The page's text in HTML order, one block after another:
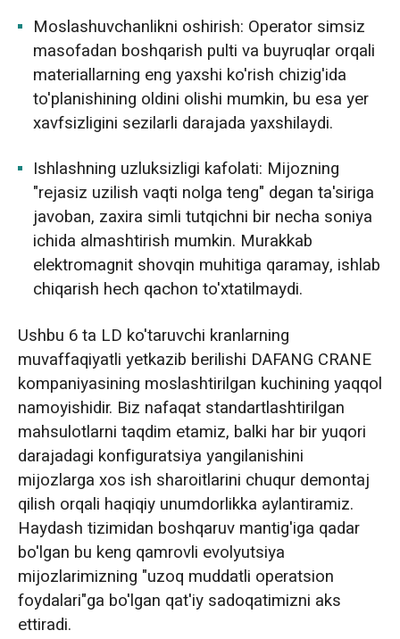
Moslashuvchanlikni oshirish: Operator simsiz
masofadan boshqarish pulti va buyruqlar orqali
materiallarning eng yaxshi ko'rish chizig'ida
to'planishining oldini olishi mumkin, bu esa yer
xavfsizligini sezilarli darajada yaxshilaydi.
Ishlashning uzluksizligi kafolati: Mijozning
"rejasiz uzilish vaqti nolga teng" degan ta'siriga
javoban, zaxira simli tutqichni bir necha soniya
ichida almashtirish mumkin. Murakkab
elektromagnit shovqin muhitiga qaramay, ishlab
chiqarish hech qachon to'xtatilmaydi.
Ushbu 6 ta LD ko'taruvchi kranlarning
muvaffaqiyatli yetkazib berilishi DAFANG CRANE
kompaniyasining moslashtirilgan kuchining yaqqol
namoyishidir. Biz nafaqat standartlashtirilgan
mahsulotlarni taqdim etamiz, balki har bir yuqori
darajadagi konfiguratsiya yangilanishini
mijozlarga xos ish sharoitlarini chuqur demontaj
qilish orqali haqiqiy unumdorlikka aylantiramiz.
Haydash tizimidan boshqaruv mantig'iga qadar
bo'lgan bu keng qamrovli evolyutsiya
mijozlarimizning "uzoq muddatli operatsion
foydalari"ga bo'lgan qat'iy sadoqatimizni aks
ettiradi.